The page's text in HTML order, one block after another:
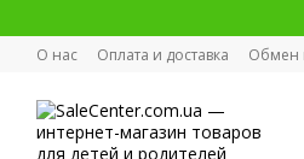
О нас Оплата и доставка Обмен